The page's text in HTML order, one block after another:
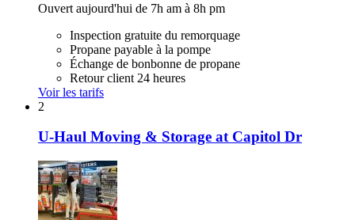
Ouvert aujourd'hui de 7h am à 8h pm
Inspection gratuite du remorquage
Propane payable à la pompe
Échange de bonbonne de propane
Retour client 24 heures
Voir les tarifs
2
U-Haul Moving & Storage at Capitol Dr